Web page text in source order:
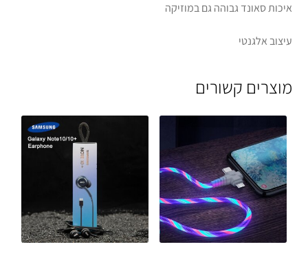
איכות סאונד גבוהה גם במוזיקה
עיצוב אלגנטי
מוצרים קשורים